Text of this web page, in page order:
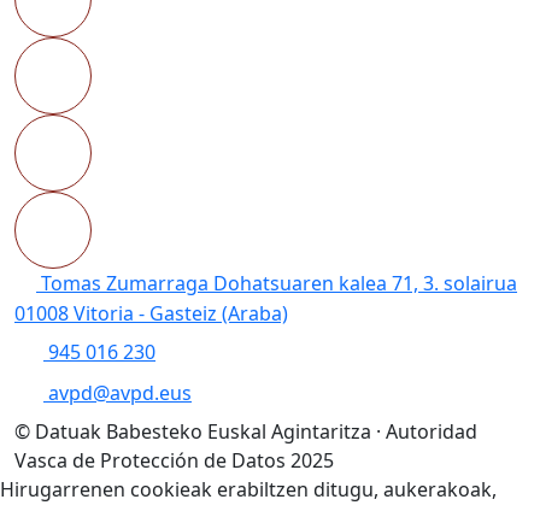
Tomas Zumarraga Dohatsuaren kalea 71, 3. solairua
01008 Vitoria - Gasteiz (Araba)
945 016 230
avpd@avpd.eus
© Datuak Babesteko Euskal Agintaritza · Autoridad
Vasca de Protección de Datos 2025
Hirugarrenen cookieak erabiltzen ditugu, aukerakoak,